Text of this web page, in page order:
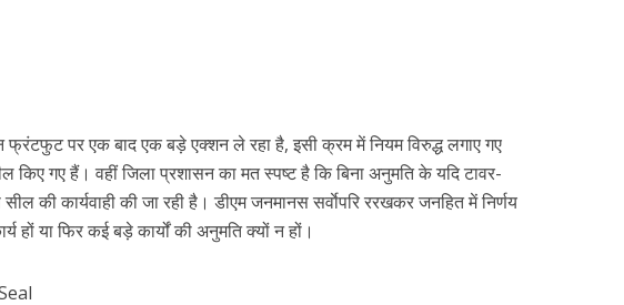
फ्रंटफुट पर एक बाद एक बड़े एक्शन ले रहा है, इसी क्रम में नियम विरुद्ध लगाए गए
किए गए हैं। वहीं जिला प्रशासन का मत स्पष्ट है कि बिना अनुमति के यदि टावर-
की कार्यवाही की जा रही है। डीएम जनमानस सर्वाेपरि ररखकर जनहित में निर्णय
हों या फिर कई बड़े कार्यों की अनुमति क्यों न हों।